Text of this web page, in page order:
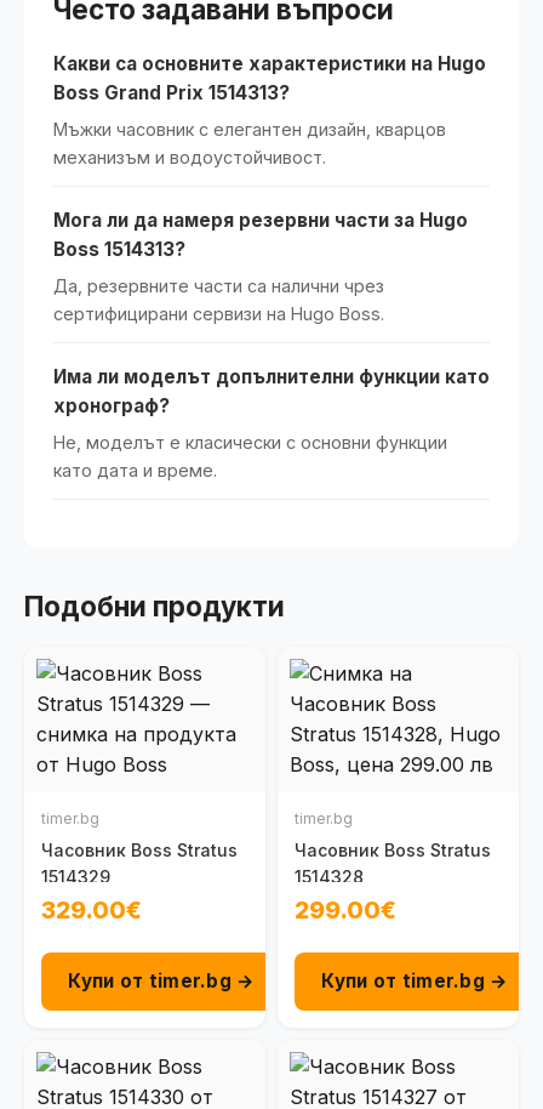
Често задавани въпроси
Какви са основните характеристики на Hugo
Boss Grand Prix 1514313?
Мъжки часовник с елегантен дизайн, кварцов
механизъм и водоустойчивост.
Мога ли да намеря резервни части за Hugo
Boss 1514313?
Да, резервните части са налични чрез
сертифицирани сервизи на Hugo Boss.
Има ли моделът допълнителни функции като
хронограф?
Не, моделът е класически с основни функции
като дата и време.
Подобни продукти
timer.bg
Часовник Boss Stratus
1514329
329.00€
Купи от timer.bg →
timer.bg
Часовник Boss Stratus
1514328
299.00€
Купи от timer.bg →